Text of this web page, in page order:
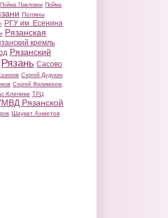
Пойма Павловки Пойма
Поляны
РГУ им. Есенина
Рязанская
кремль
Рязанский
Рязань Сасово
Сергей Дудукин
Сергей Филимонов
Клепики ТРЦ
Рязанской
Шаукат Ахметов